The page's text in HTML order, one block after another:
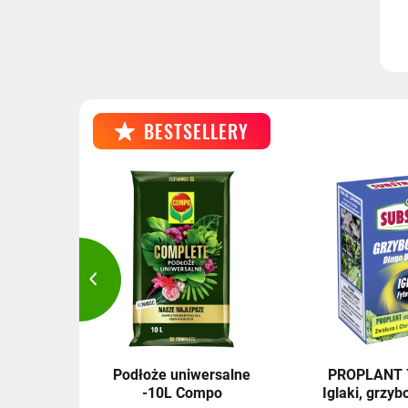
BESTSELLERY
Podłoże uniwersalne
-10L Compo
PROPLANT
Iglaki,